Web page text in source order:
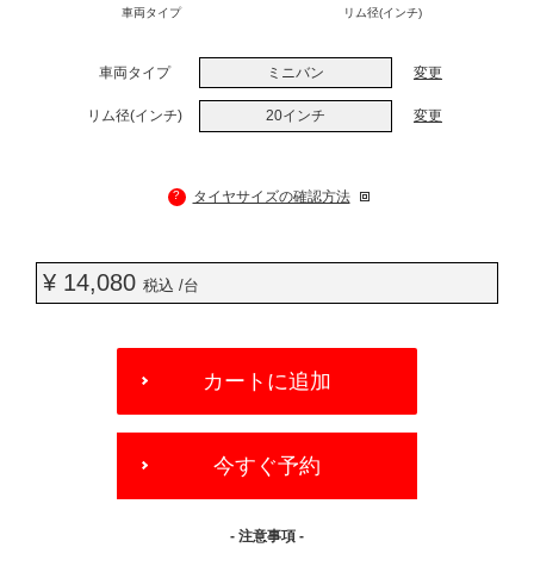
車両タイプ リム径(インチ)
車両タイプ ミニバン 変更
リム径(インチ) 20インチ 変更
? タイヤサイズの確認方法
¥ 14,080 税込 /台
OPTIONS
カートに追加
今すぐ予約
- 注意事項 -